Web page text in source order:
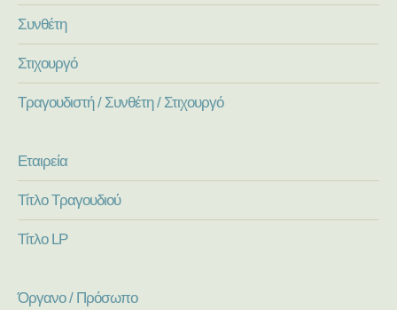
Συνθέτη
Στιχουργό
Τραγουδιστή / Συνθέτη / Στιχουργό
Εταιρεία
Τίτλο Τραγουδιού
Τίτλο LP
Όργανο / Πρόσωπο